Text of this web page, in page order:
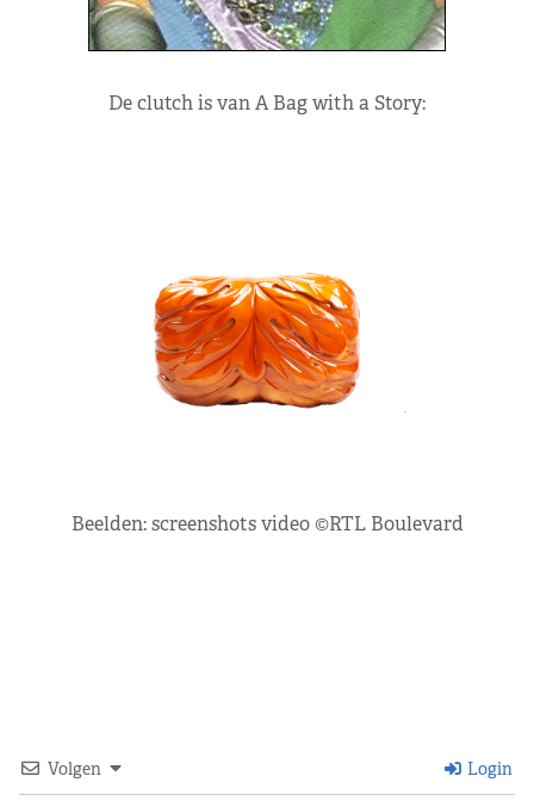
De clutch is van A Bag with a Story:
Beelden: screenshots video ©RTL Boulevard
Volgen Login